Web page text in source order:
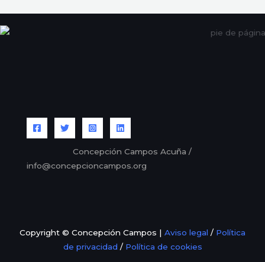
Concepción Campos Acuña /
info@concepcioncampos.org
Copyright © Concepción Campos | Aviso legal / Política
de privacidad/ Política de cookies